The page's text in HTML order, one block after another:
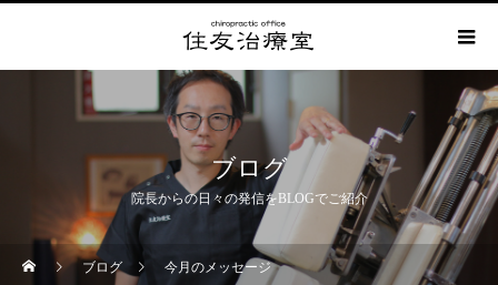
ブログ
院長からの日々の発信をBLOGでご紹介
ブログ 今月のメッセージ